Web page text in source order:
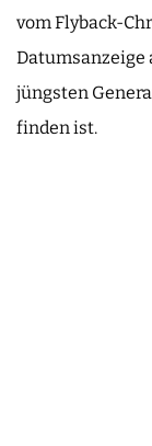
vom Flyback-
Datumsanzeige
jüngsten
finden ist.